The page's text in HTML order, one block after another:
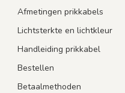
Afmetingen prikkabels
Lichtsterkte en lichtkleur
Handleiding prikkabel
Bestellen
Betaalmethoden